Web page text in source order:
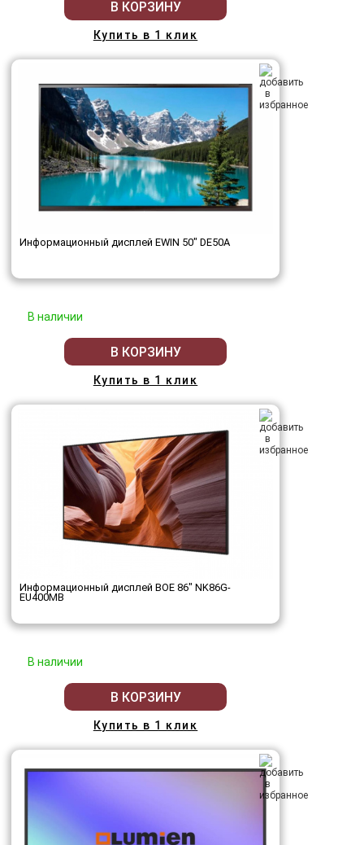
В КОРЗИНУ
Купить в 1 клик
Информационный дисплей EWIN 50" DE50A
В наличии
В КОРЗИНУ
Купить в 1 клик
Информационный дисплей BOE 86" NK86G-
EU400MB
В наличии
В КОРЗИНУ
Купить в 1 клик